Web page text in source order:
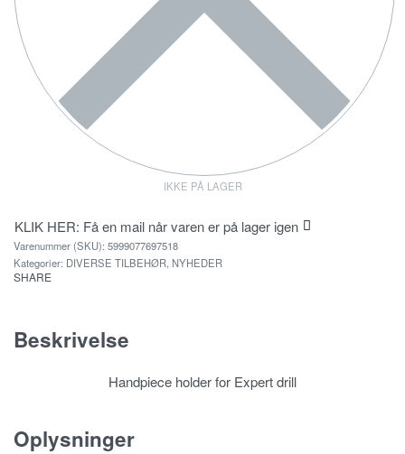
IKKE PÅ LAGER
KLIK HER: Få en mail når varen er på lager igen
5999077697518
Kategorier: DIVERSE TILBEHØR NYHEDER
SHARE
Beskrivelse
Handpiece holder for Expert drill
Oplysninger